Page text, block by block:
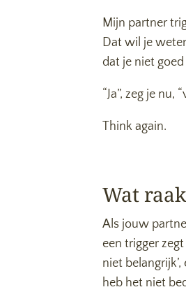
Mijn partner
Dat wil je
dat je niet
“Ja”, zeg je
Think again.
Wat
Als jouw
een trigger
niet
heb het niet